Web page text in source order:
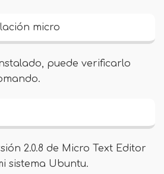
micro
puede verificarlo
2.0.8 de Micro Text Editor
sistema Ubuntu.